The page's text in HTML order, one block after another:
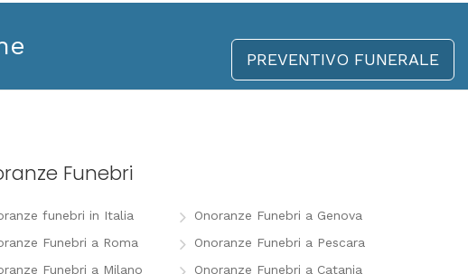
PREVENTIVO FUNERALE
Funebri
funebri in Italia
Funebri a Roma
Funebri a Milano
Onoranze Funebri a Genova
Onoranze Funebri a Pescara
Onoranze Funebri a Catania